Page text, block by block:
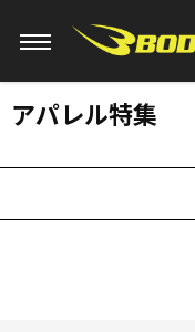
アパレル特集